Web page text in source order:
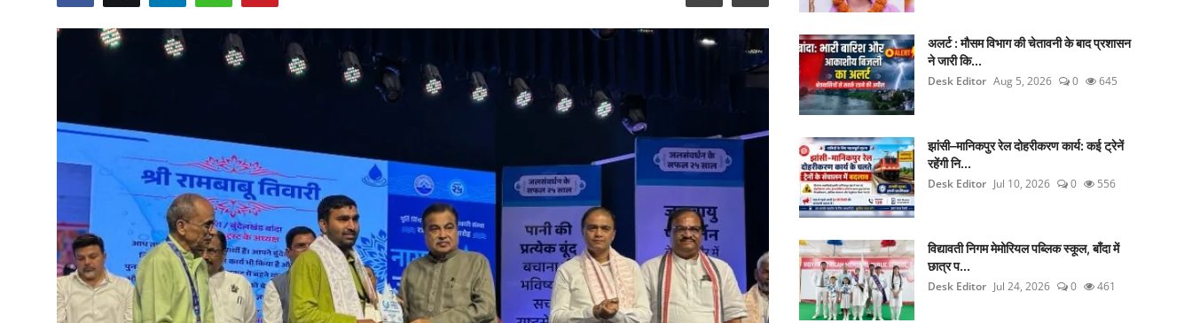
अलर्ट : मौसम विभाग की चेतावनी के बाद प्रशासन
ने जारी कि...
Desk Editor Aug 5, 2026 0 645
झांसी–मानिकपुर रेल दोहरीकरण कार्य: कई ट्रेनें
रहेंगी नि...
Desk Editor Jul 10, 2026 0 556
विद्यावती निगम मेमोरियल पब्लिक स्कूल, बाँदा में
छात्र प...
Desk Editor Jul 24, 2026 0 461